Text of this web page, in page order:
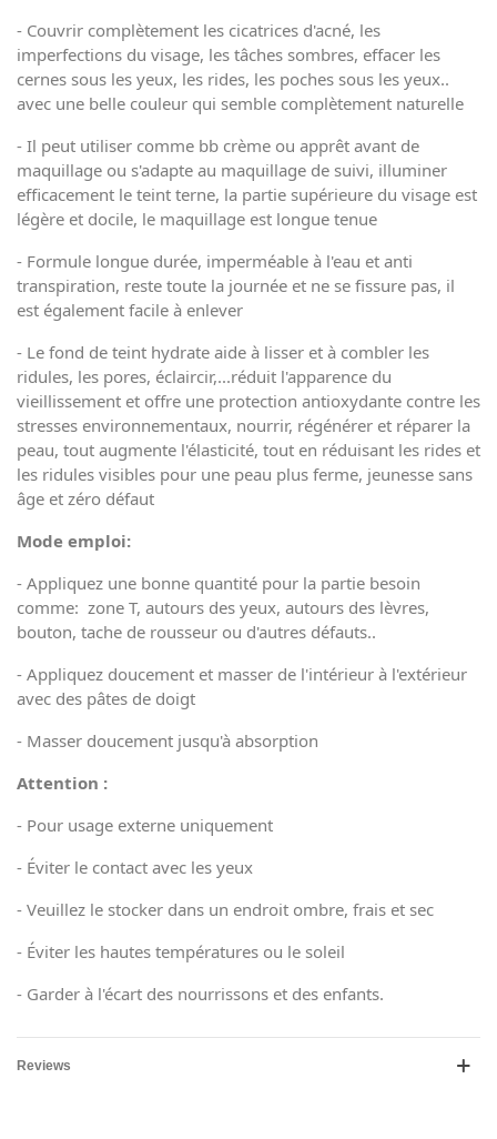
- Couvrir complètement les cicatrices d'acné, les
imperfections du visage, les tâches sombres, effacer les
cernes sous les yeux, les rides, les poches sous les yeux..
avec une belle couleur qui semble complètement naturelle
- Il peut utiliser comme bb crème ou apprêt avant de
maquillage ou s'adapte au maquillage de suivi, illuminer
efficacement le teint terne, la partie supérieure du visage est
légère et docile, le maquillage est longue tenue
- Formule longue durée, imperméable à l'eau et anti
transpiration, reste toute la journée et ne se fissure pas, il
est également facile à enlever
- Le fond de teint hydrate aide à lisser et à combler les
ridules, les pores, éclaircir,...réduit l'apparence du
vieillissement et offre une protection antioxydante contre les
stresses environnementaux, nourrir, régénérer et réparer la
peau, tout augmente l'élasticité, tout en réduisant les rides et
les ridules visibles pour une peau plus ferme, jeunesse sans
âge et zéro défaut
Mode emploi:
- Appliquez une bonne quantité pour la partie besoin
comme: zone T, autours des yeux, autours des lèvres,
bouton, tache de rousseur ou d'autres défauts..
- Appliquez doucement et masser de l'intérieur à l'extérieur
avec des pâtes de doigt
- Masser doucement jusqu'à absorption
Attention :
- Pour usage externe uniquement
- Éviter le contact avec les yeux
- Veuillez le stocker dans un endroit ombre, frais et sec
- Éviter les hautes températures ou le soleil
- Garder à l'écart des nourrissons et des enfants.
Reviews